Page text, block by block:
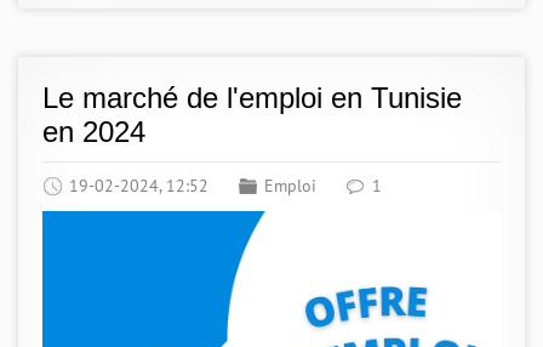
Le marché de l'emploi en Tunisie
en 2024
19-02-2024, 12:52 Emploi 1